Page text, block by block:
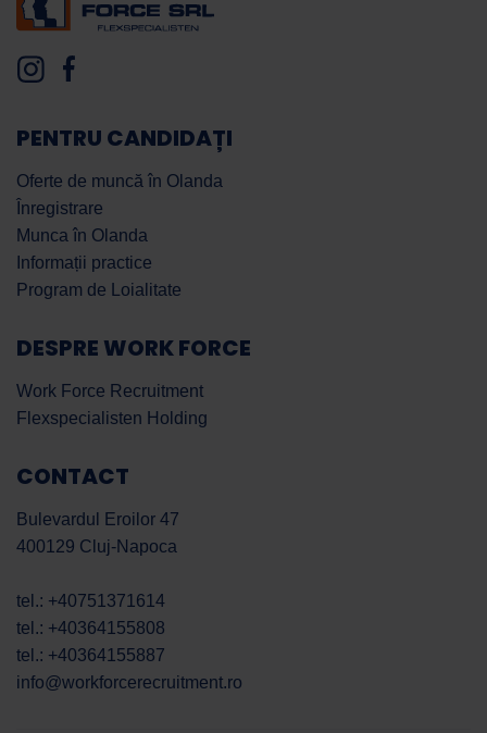
PENTRU CANDIDAȚI
Oferte de muncă în Olanda
Înregistrare
Munca în Olanda
Informații practice
Program de Loialitate
DESPRE WORK FORCE
Work Force Recruitment
Flexspecialisten Holding
CONTACT
Bulevardul Eroilor 47
400129 Cluj-Napoca
tel.: +40751371614
tel.: +40364155808
tel.: +40364155887
info@workforcerecruitment.ro